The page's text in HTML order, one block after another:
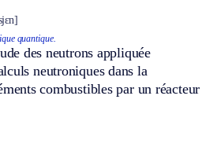
quantique.
des neutrons appliquée
neutroniques dans la
combustibles par un réacteur